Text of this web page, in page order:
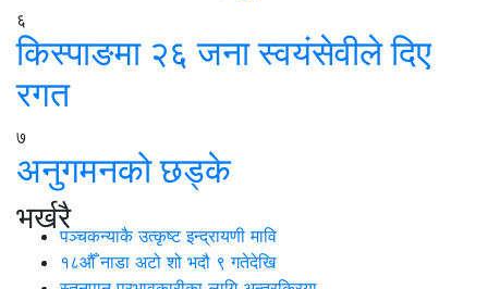
६
किस्पाङमा २६ जना स्वयंसेवीले दिए
रगत
७
अनुगमनको छड्के
भर्खरैपञ्चकन्याकै उत्कृष्ट इन्द्रायणी मावि
१८औँ नाडा अटो शो भदौ ९ गतेदेखि